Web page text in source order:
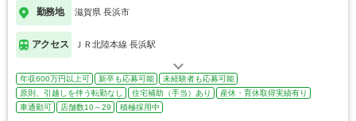
勤務地 滋賀県 長浜市
アクセス ＪＲ北陸本線 長浜駅
年収600万円以上可 新卒も応募可能
未経験者も応募可能
原則、引越しを伴う転勤なし
住宅補助（手当）あり
産休・育休取得実績有り
車通勤可
店舗数10～29 積極採用中